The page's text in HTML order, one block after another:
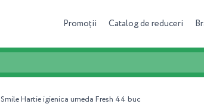
Promoții Catalog de reduceri
Smile Hartie igienica umeda Fresh 44 buc